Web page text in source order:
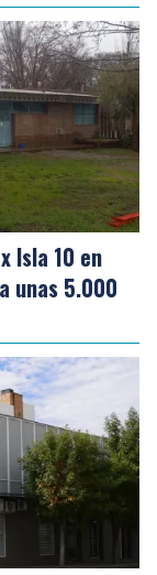
Isla 10 en
unas 5.000